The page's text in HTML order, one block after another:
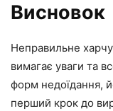
Висновок
Неправильне
вимагає уваги та
форм недоїдання,
перший крок до